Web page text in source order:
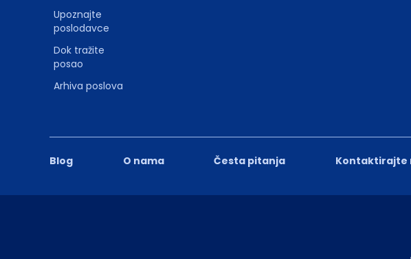
Blog O nama Česta pitanja Kontaktirajte
Upoznajte
poslodavce
Dok tražite
posao
Arhiva poslova